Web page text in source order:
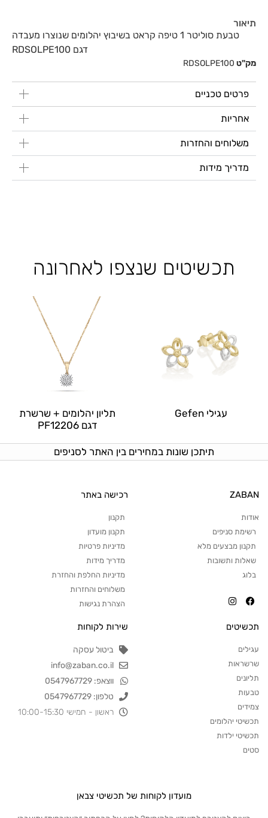
תיאור
טבעת סוליטר 1 טיפה קראט בשיבוץ יהלומים שנוצרו מעבדה
דגם RDSOLPE100
מק"ט RDSOLPE100
פרטים טכניים
אחריות
משלוחים והחזרות
מדריך מידות
תכשיטים שנצפו לאחרונה
עגילי Gefen
תליון יהלומים + שרשרת
דגם PF12206
תיתכן שונות במחירים בין האתר לסניפים
ZABAN
אודות
רשימת סניפים
תקנון מבצעים מלא
שאלות ותשובות
בלוג
רכישה באתר
תקנון
תקנון מועדון
מדיניות פרטיות
מדריך מידות
מדיניות החלפת והחזרת
משלוחים והחזרות
הצהרת נגישות
תכשיטים
עגילים
שרשראות
תליונים
טבעות
צמידים
תכשיטי יהלומים
תכשיטי ילדות
סטים
שירות לקוחות
ביטול עסקה
info@zaban.co.il
ווצאפ: 0547967729
טלפון: 0547967729
ראשון - חמישי 10:00-15:30
מועדון לקוחות של תכשיטי צבאן